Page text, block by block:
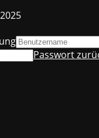
Passwort